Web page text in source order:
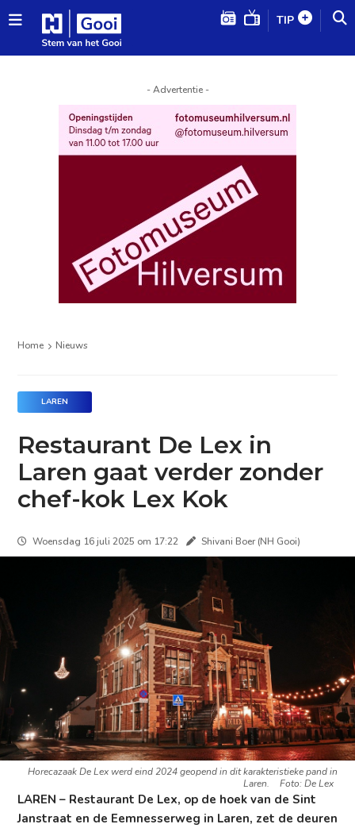
TIP
- Advertentie -
Home Nieuws
LAREN
Restaurant De Lex in
Laren gaat verder zonder
chef-kok Lex Kok
Woensdag 16 juli 2025 om 17:22 Shivani Boer (NH Gooi)
Horecazaak De Lex werd eind 2024 geopend in dit karakteristieke pand in
Laren.
Foto: De Lex
LAREN – Restaurant De Lex, op de hoek van de Sint
Janstraat en de Eemnesserweg in Laren, zet de deuren